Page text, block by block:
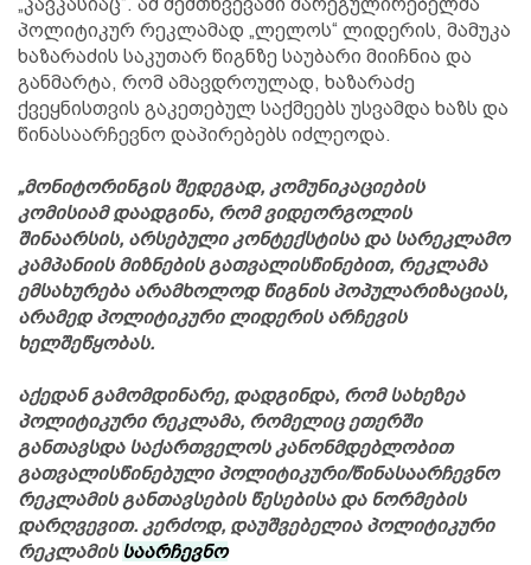
პოლიტიკურ რეკლამად „ლელოს“ ლიდერის, მამუკა
ხაზარაძის საკუთარ წიგნზე საუბარი მიიჩნია და
განმარტა, რომ ამავდროულად, ხაზარაძე
ქვეყნისთვის გაკეთებულ საქმეებს უსვამდა ხაზს და
წინასაარჩევნო დაპირებებს იძლეოდა.
„მონიტორინგის შედეგად, კომუნიკაციების
კომისიამ დაადგინა, რომ ვიდეორგოლის
შინაარსის, არსებული კონტექსტისა და სარეკლამო
კამპანიის მიზნების გათვალისწინებით, რეკლამა
ემსახურება არამხოლოდ წიგნის პოპულარიზაციას,
არამედ პოლიტიკური ლიდერის არჩევის
ხელშეწყობას.
აქედან გამომდინარე, დადგინდა, რომ სახეზეა
პოლიტიკური რეკლამა, რომელიც ეთერში
განთავსდა საქართველოს კანონმდებლობით
გათვალისწინებული პოლიტიკური/წინასაარჩევნო
რეკლამის განთავსების წესებისა და ნორმების
დარღვევით. კერძოდ, დაუშვებელია პოლიტიკური
რეკლამის საარჩევნო